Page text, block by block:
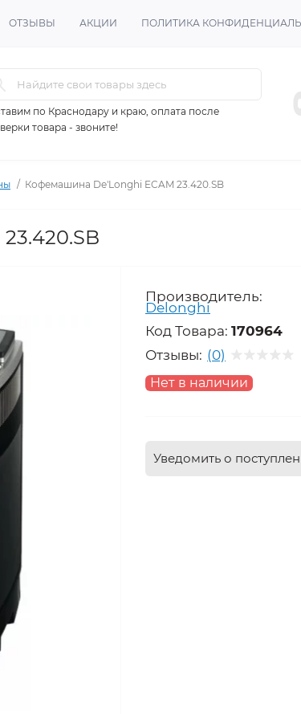
ОТЗЫВЫ АКЦИИ ПОЛИТИКА
по Краснодару и краю, оплата после
товара - звоните!
Кофемашина De'Longhi ECAM 23.420.SB
Производитель:
Delonghi
Код Товара: 170964
Отзывы: (0)
Нет в наличии
Уведомить о